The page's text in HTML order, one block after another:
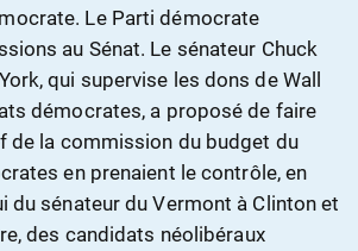
Le Parti démocrate
au Sénat. Le sénateur Chuck
qui supervise les dons de Wall
démocrates, a proposé de faire
de la commission du budget du
en prenaient le contrôle, en
du sénateur du Vermont à Clinton et
des candidats néolibéraux